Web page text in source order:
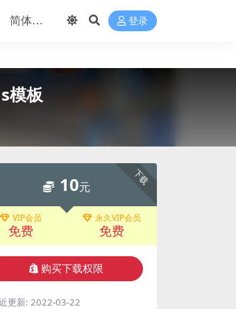
登录
模板
下载
10元
VIP会员
免费
永久VIP会员
免费
购买下载权限
更新: 2022-03-22